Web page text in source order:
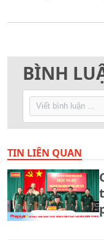
BÌNH
TIN LIÊN QUAN